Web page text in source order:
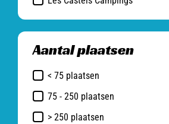
Aantal plaatsen
< 75 plaatsen
75 - 250 plaatsen
> 250 plaatsen